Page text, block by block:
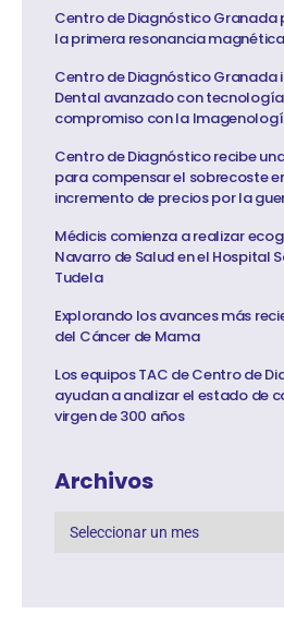
Centro de Diagnóstico Granada
la primera resonancia
Centro de Diagnóstico Granada
Dental avanzado con
compromiso con la
Centro de Diagnóstico recibe
para compensar el sobrecoste
incremento de precios por la
Médicis comienza a realizar
Navarro de Salud en el Hospital
Tudela
Explorando los avances más
del Cáncer de Mama
Los equipos TAC de Centro de
ayudan a analizar el estado de
virgen de 300 años
Archivos